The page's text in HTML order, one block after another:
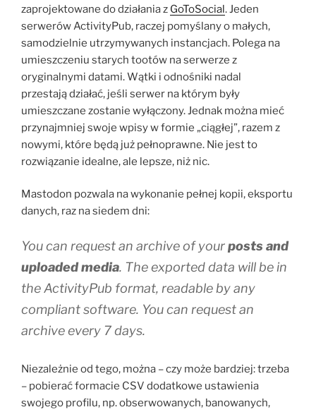
zaprojektowane do działania z GoToSocial. Jeden
serwerów ActivityPub, raczej pomyślany o małych,
samodzielnie utrzymywanych instancjach. Polega na
umieszczeniu starych tootów na serwerze z
oryginalnymi datami. Wątki i odnośniki nadal
przestają działać, jeśli serwer na którym były
umieszczane zostanie wyłączony. Jednak można mieć
przynajmniej swoje wpisy w formie „ciągłej”, razem z
nowymi, które będą już pełnoprawne. Nie jest to
rozwiązanie idealne, ale lepsze, niż nic.
Mastodon pozwala na wykonanie pełnej kopii, eksportu
danych, raz na siedem dni:
You can request an archive of yourposts and
uploaded media. The exported data will be in
the ActivityPub format, readable by any
compliant software. You can request an
archive every 7 days.
Niezależnie od tego, można – czy może bardziej: trzeba
– pobierać formacie CSV dodatkowe ustawienia
swojego profilu, np. obserwowanych, banowanych,